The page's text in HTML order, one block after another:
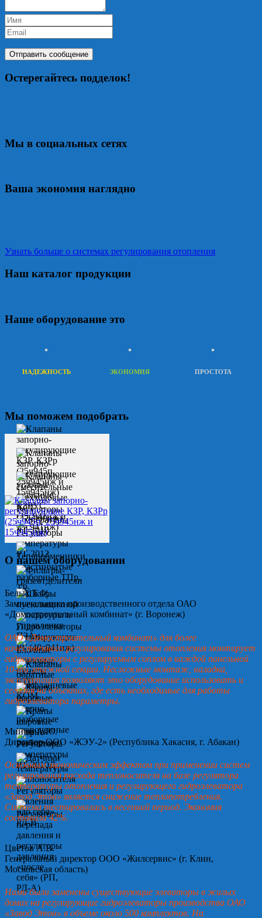
Остерегайтесь подделок!
Мы в социальных сетях
Ваша экономия наглядно
Узнать больше о системах регулирования отопления
Наш каталог продукции
Наше оборудование это
НАДЕЖНОСТЬ ЭКОНОМИЯ ПРОСТОТА
Мы поможем подобрать
О нашем оборудовании
Белых Т.Ф.
Замначальника производственного отдела ОАО
«Домостроительный комбинат» (г. Воронеж)
ОАО «Домостроительный комбинат» для более
качественного регулирования системы отопления монтирует
гидроэлеваторы с регулируемым соплом в каждой панельной
10-ти этажной секции. Несложные монтаж, наладка,
эксплуатация позволяют это оборудование использовать и
сегодня на объектах, где есть необходимые для работы
гидроэлеватора параметры.
Минин А.Ю.
Директор ООО «ЖЭУ-2» (Республика Хакасия, г. Абакан)
Основным экономическим эффектом при применении систем
регулирования расхода теплоносителя на базе регулятора
температуры отопления и регулирующего гидроэлеватора
«Завод Этон» является снижение теплопотребления.
Система тестировалась в весенний период. Экономия
составила 42%.
Цветов А.В.
Генеральный директор ООО «Жилсервис» (г. Клин,
Московская область)
Нами были заменены существующие элеваторы в жилых
домах на регулирующие гидроэлеваторы производства ОАО
«Завод Этон» в объеме около 500 комплектов. На